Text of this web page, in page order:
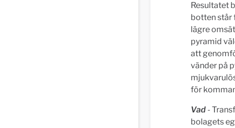
Resultatet
botten står
lägre
pyramid
att
vänder på
för
Vad -
bolagets